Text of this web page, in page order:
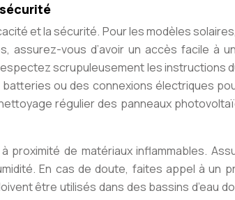
et la sécurité. Pour les modèles
assurez-vous d’avoir un accès facile à
scrupuleusement les instructions
ou des connexions électriques
régulier des panneaux
proximité de matériaux inflammables.
En cas de doute, faites appel à un
être utilisés dans des bassins d’eau